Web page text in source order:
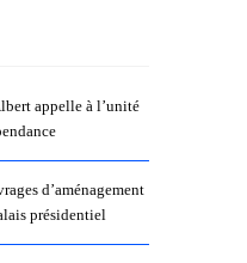
appelle à l’unité
d’aménagement
présidentiel